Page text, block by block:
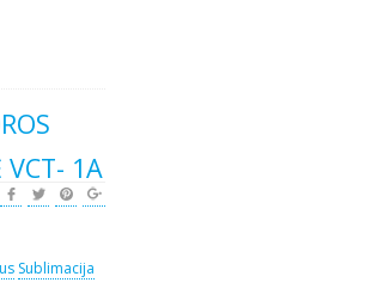
VCT- 1A
Sublimacija